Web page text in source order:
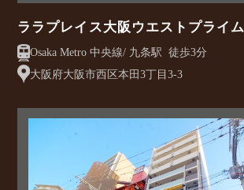
ララプレイス大阪ウエストプライム
Osaka Metro 中央線/ 九条駅 徒歩3分
大阪府大阪市西区本田3丁目3-3